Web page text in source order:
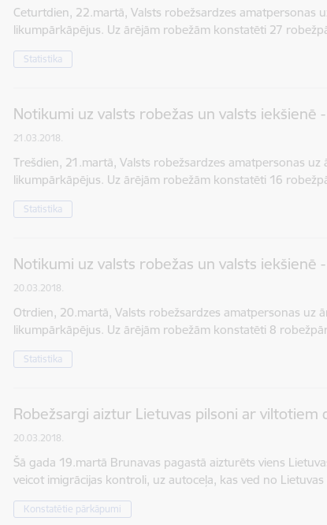
Ceturtdien, 22.martā, Valsts robežsardzes amatpersonas
likumpārkāpējus. Uz ārējām robežām konstatēti 27
Statistika
Notikumi uz valsts robežas un valsts iekšienē
21.03.2018.
Trešdien, 21.martā, Valsts robežsardzes amatpersonas
likumpārkāpējus. Uz ārējām robežām konstatēti 16
Statistika
Notikumi uz valsts robežas un valsts iekšienē
20.03.2018.
Otrdien, 20.martā, Valsts robežsardzes amatpersonas uz
likumpārkāpējus. Uz ārējām robežām konstatēti 8
Statistika
Robežsargi aiztur Lietuvas pilsoni ar viltotiem
20.03.2018.
Šā gada 19.martā Brunavas pagastā aizturēts viens
veicot imigrācijas kontroli, uz autoceļa, kas ved no
Konstatētie pārkāpumi